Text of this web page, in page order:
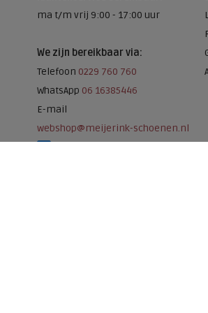
ma t/m vrij 9:00 - 17:00 uur
We zijn bereikbaar via:
Telefoon 0229 760 760
WhatsApp 06 16385446
E-mail
webshop@meijerink-schoenen.nl